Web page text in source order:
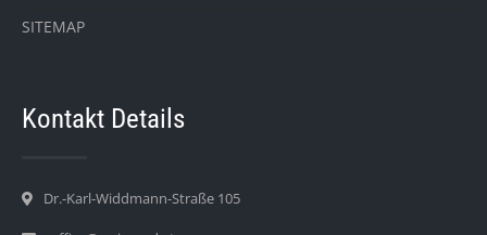
SITEMAP
Kontakt Details
Dr.-Karl-Widdmann-Straße 105